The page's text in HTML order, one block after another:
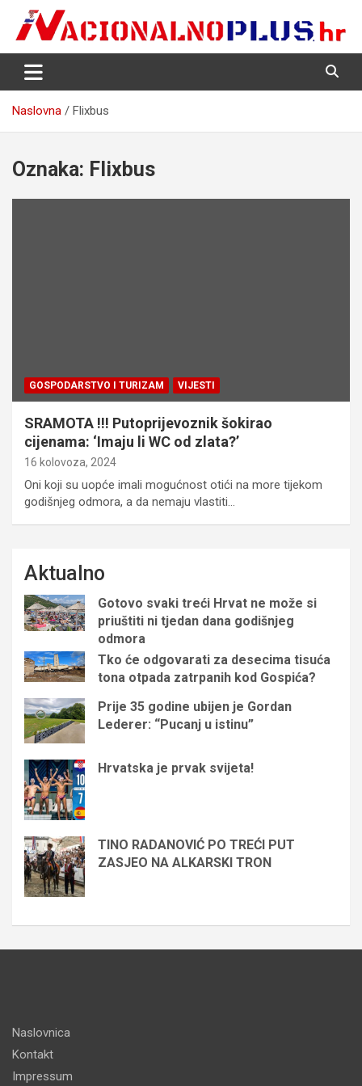
content
NacionalnoPlus.hr
Nacija želi znati više
Naslovna Flixbus
Oznaka: Flixbus
GOSPODARSTVO I TURIZAM VIJESTI
SRAMOTA !!! Putoprijevoznik šokirao
cijenama: ‘Imaju li WC od zlata?’
16 kolovoza, 2024
Oni koji su uopće imali mogućnost otići na more tijekom
godišnjeg odmora, a da nemaju vlastiti…
Aktualno
Gotovo svaki treći Hrvat ne može si
priuštiti ni tjedan dana godišnjeg
odmora
Tko će odgovarati za desecima tisuća
tona otpada zatrpanih kod Gospića?
Prije 35 godine ubijen je Gordan
Lederer: “Pucanj u istinu”
Hrvatska je prvak svijeta!
TINO RADANOVIĆ PO TREĆI PUT
ZASJEO NA ALKARSKI TRON
Naslovnica
Kontakt
Impressum